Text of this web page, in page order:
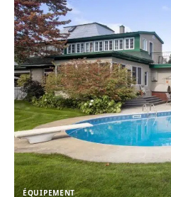
ÉQUIPEMENT